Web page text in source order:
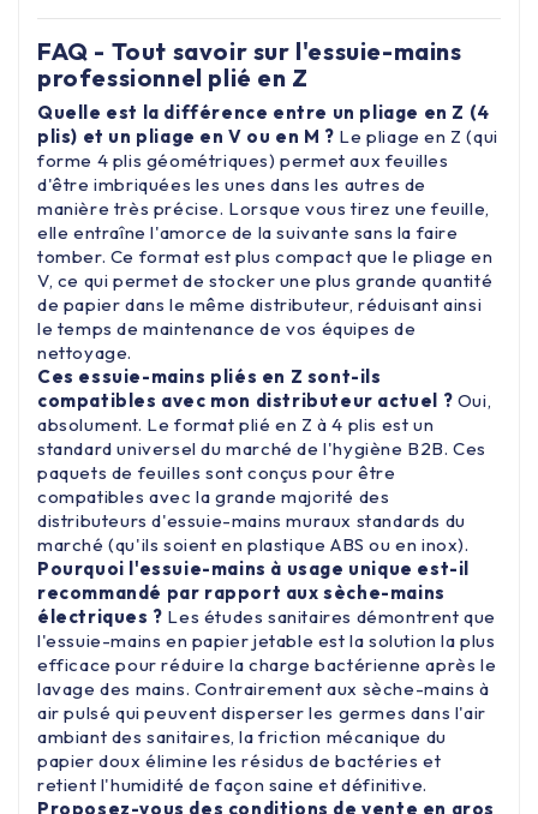
FAQ - Tout savoir sur l'essuie-mains
professionnel plié en Z
Quelle est la différence entre un pliage en Z (4
plis) et un pliage en V ou en M ? Le pliage en Z (qui
forme 4 plis géométriques) permet aux feuilles
d'être imbriquées les unes dans les autres de
manière très précise. Lorsque vous tirez une feuille,
elle entraîne l'amorce de la suivante sans la faire
tomber. Ce format est plus compact que le pliage en
V, ce qui permet de stocker une plus grande quantité
de papier dans le même distributeur, réduisant ainsi
le temps de maintenance de vos équipes de
nettoyage.
Ces essuie-mains pliés en Z sont-ils
compatibles avec mon distributeur actuel ? Oui,
absolument. Le format plié en Z à 4 plis est un
standard universel du marché de l'hygiène B2B. Ces
paquets de feuilles sont conçus pour être
compatibles avec la grande majorité des
distributeurs d'essuie-mains muraux standards du
marché (qu'ils soient en plastique ABS ou en inox).
Pourquoi l'essuie-mains à usage unique est-il
recommandé par rapport aux sèche-mains
électriques ? Les études sanitaires démontrent que
l'essuie-mains en papier jetable est la solution la plus
efficace pour réduire la charge bactérienne après le
lavage des mains. Contrairement aux sèche-mains à
air pulsé qui peuvent disperser les germes dans l'air
ambiant des sanitaires, la friction mécanique du
papier doux élimine les résidus de bactéries et
retient l'humidité de façon saine et définitive.
Proposez-vous des conditions de vente en gros